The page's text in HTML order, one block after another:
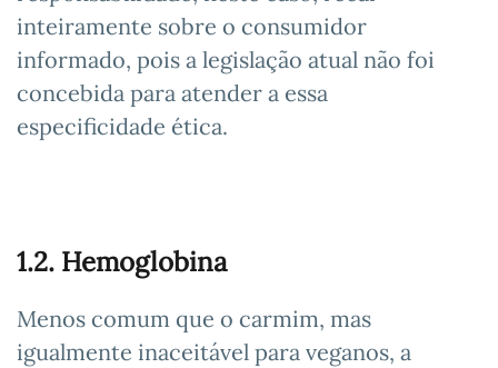
inteiramente sobre o consumidor
informado, pois a legislação atual não foi
concebida para atender a essa
especificidade ética.
1.2. Hemoglobina
Menos comum que o carmim, mas
igualmente inaceitável para veganos, a